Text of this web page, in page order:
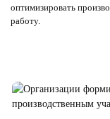
оптимизировать
работу.